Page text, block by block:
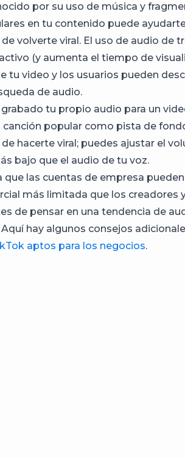
por su uso de música y
en tu contenido puede
volverte viral. El uso de audio de
(y aumenta el tiempo de
tu video y los usuarios pueden
de audio.
grabado tu propio audio para un
canción popular como pista de
hacerte viral; puedes ajustar el
bajo que el audio de tu voz.
que las cuentas de empresa
más limitada que los creadores
de pensar en una tendencia de
hay algunos consejos
aptos para los negocios.